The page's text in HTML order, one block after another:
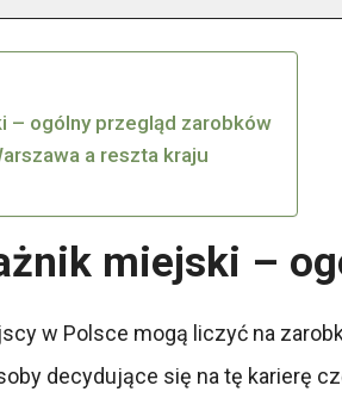
– ogólny przegląd zarobków
a reszta kraju
miejski –
w Polsce mogą liczyć na
decydujące się na tę karierę